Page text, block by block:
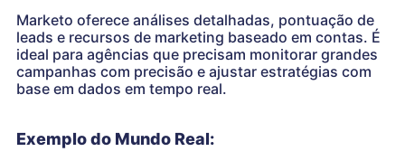
Marketo oferece análises detalhadas, pontuação de
leads e recursos de marketing baseado em contas. É
ideal para agências que precisam monitorar grandes
campanhas com precisão e ajustar estratégias com
base em dados em tempo real.
Exemplo do Mundo Real: